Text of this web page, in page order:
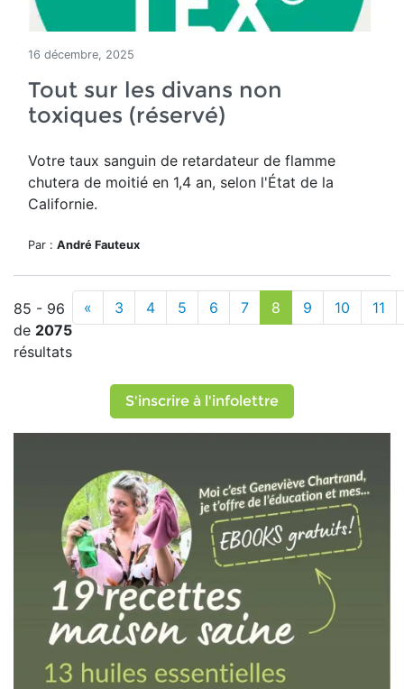
16 décembre, 2025
Tout sur les divans non
toxiques (réservé)
Votre taux sanguin de retardateur de flamme
chutera de moitié en 1,4 an, selon l'État de la
Californie.
Par : André Fauteux
85 - 96
de 2075
résultats
« 3 4 5 6 7 8 9 10 11
S'inscrire à l'infolettre